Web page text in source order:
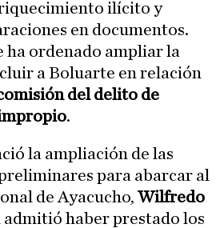
ilícito y
en documentos.
ha ordenado ampliar la
a Boluarte en relación
del delito de
.
la ampliación de las
para abarcar al
de Ayacucho, Wilfredo
admitió haber prestado los